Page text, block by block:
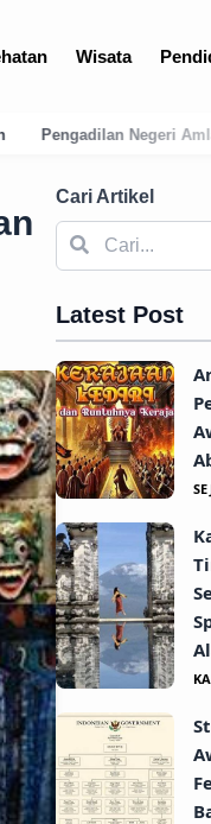
Wisata
Profil, Layanan E-Court,
Cari Artikel
Latest Post